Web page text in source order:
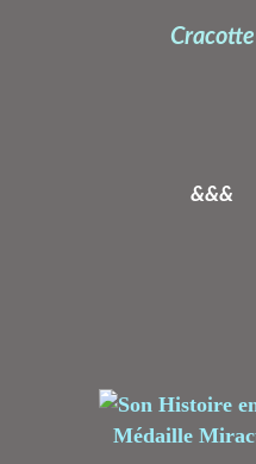
Cracotte
&&&
Médaille